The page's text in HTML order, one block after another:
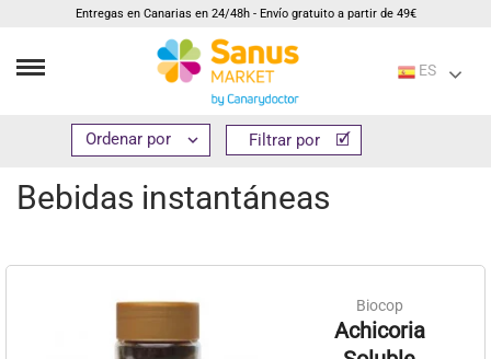
Entregas en Canarias en 24/48h - Envío gratuito a partir de 49€
ES
Alimentación Bebidas Bebidas instantáneas
Bebidas instantáneas
 Filtrar por
Biocop
Achicoria
 Filtrar por